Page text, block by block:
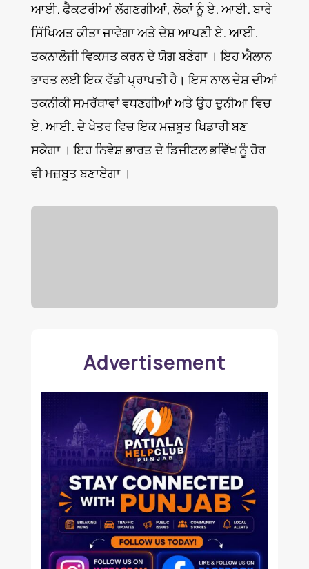
ਆਈ. ਫੈਕਟਰੀਆਂ ਲੱਗਣਗੀਆਂ, ਲੋਕਾਂ ਨੂੰ ਏ. ਆਈ. ਬਾਰੇ
ਸਿੱਖਿਅਤ ਕੀਤਾ ਜਾਵੇਗਾ ਅਤੇ ਦੇਸ਼ ਆਪਣੀ ਏ. ਆਈ.
ਤਕਨਾਲੋਜੀ ਵਿਕਸਤ ਕਰਨ ਦੇ ਯੋਗ ਬਣੇਗਾ । ਇਹ ਐਲਾਨ
ਭਾਰਤ ਲਈ ਇਕ ਵੱਡੀ ਪ੍ਰਾਪਤੀ ਹੈ। ਇਸ ਨਾਲ ਦੇਸ਼ ਦੀਆਂ
ਤਕਨੀਕੀ ਸਮਰੱਥਾਵਾਂ ਵਧਣਗੀਆਂ ਅਤੇ ਉਹ ਦੁਨੀਆ ਵਿਚ
ਏ. ਆਈ. ਦੇ ਖੇਤਰ ਵਿਚ ਇਕ ਮਜ਼ਬੂਤ ਖਿਡਾਰੀ ਬਣ
ਸਕੇਗਾ । ਇਹ ਨਿਵੇਸ਼ ਭਾਰਤ ਦੇ ਡਿਜੀਟਲ ਭਵਿੱਖ ਨੂੰ ਹੋਰ
ਵੀ ਮਜ਼ਬੂਤ ਬਣਾਏਗਾ ।
Advertisement